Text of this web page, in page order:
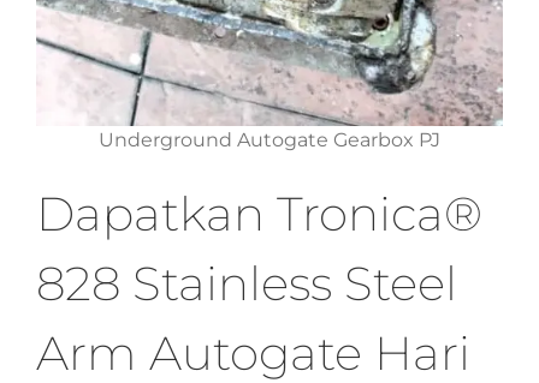
Underground Autogate Gearbox PJ
Dapatkan Tronica®
828 Stainless Steel
Arm Autogate Hari